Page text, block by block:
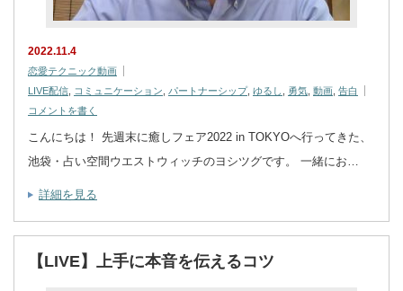
2022.11.4
恋愛テクニック動画
LIVE配信
コミュニケーション パートナーシップ, ゆるし 勇気 動画 告白
コメントを書く
こんにちは！ 先週末に癒しフェア2022 in TOKYOへ行ってきた、
池袋・占い空間ウエストウィッチのヨシツグです。 一緒にお…
詳細を見る
【LIVE】上手に本音を伝えるコツ